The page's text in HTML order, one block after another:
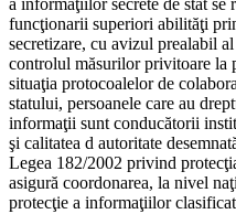
a informaţiilor secrete de stat se
funcţionarii superiori abilităţi
secretizare, cu avizul prealabil
controlul măsurilor privitoare la
situaţia protocoalelor de
statului, persoanele care au
informaţii sunt conducătorii
şi calitatea d autoritate
Legea 182/2002 privind
asigură coordonarea, la nivel
protecţie a informaţiilor